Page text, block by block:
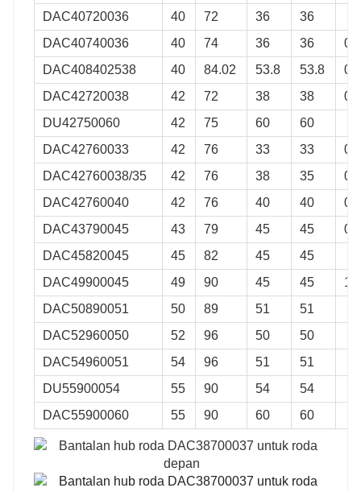
DAC40720036
40 72 36
36
DAC40740036
40 74 36 36
DAC408402538
40 84.02 53.8 53.8
DAC42720038
42 72 38 38
DU42750060
42 75 60
60
DAC42760033
42 76 33 33
DAC42760038/35
42 76 38 35
DAC42760040
42 76 40 40
DAC43790045
43 79 45 45
DAC45820045
45 82 45
45
DAC49900045
49 90 45 45
DAC50890051
50 89 51
51
DAC52960050
52 96 50
50
DAC54960051
54 96 51
51
DU55900054
55 90 54
54
DAC55900060
55 90 60 60
VKBA 3576
28BWD03A
VKBA 3643
28BWD01A
VKBA3608
30BWD01A
VKBA1437
32BWD05
VKBA007
34BWD11
VKBA3404
34BWD07B
VKBA1441
34BWD09A
VKBA 959
35BWD19E
VKBA 733
35BWD07
VKBA 505
35BWD07A
VKBA 5038 35BWD16